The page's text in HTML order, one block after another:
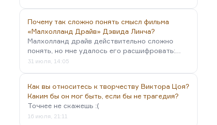
Почему так сложно понять смысл фильма
«Малхолланд Драйв» Дэвида Линча?
Малхолланд драйв действительно сложно
понять, но мне удалось его расшифровать:…
31 июля, 14:05
Как вы относитесь к творчеству Виктора Цоя?
Каким бы он мог быть, если бы не трагедия?
Точнее не скажешь :(
16 июля, 21:11